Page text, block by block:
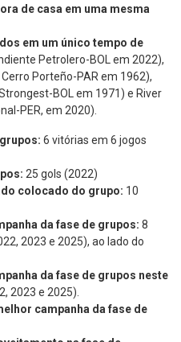
de casa em uma mesma
em um único tempo de
Petrolero-BOL em 2022),
Porteño-PAR em 1962),
BOL em 1971) e River
PER, em 2020).
6 vitórias em 6 jogos
25 gols (2022)
colocado do grupo: 10
da fase de grupos: 8
2023 e 2025), ao lado do
da fase de grupos neste
2023 e 2025).
campanha da fase de